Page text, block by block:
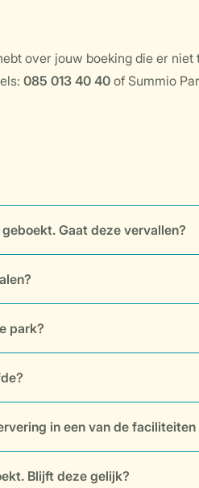
over jouw boeking die er
085 013 40 40 of Summio
Gaat deze vervallen?
park?
in een van de
Blijft deze gelijk?